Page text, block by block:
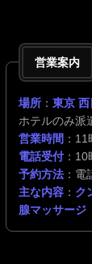
営業案内
場所 ： 東京 西
ホテルのみ派
営業時間 ：
電話受付：10
予約方法 ：
主な内容 ： ク
腺マッサージ